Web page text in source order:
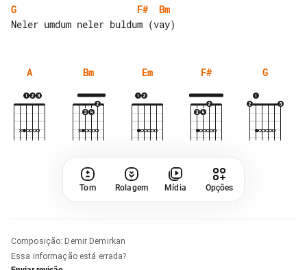
G
F#
Bm
A Bm Em F# G
Tom Rolagem Mídia Opções
Composição: Demir Demirkan
Essa informação está errada?